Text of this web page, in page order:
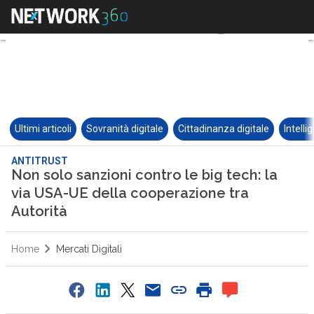
Ultimi articoli Sovranità digitale Cittadinanza digitale
ANTITRUST
Non solo sanzioni contro le big tech: la
via USA-UE della cooperazione tra
Autorità
Home Mercati Digitali